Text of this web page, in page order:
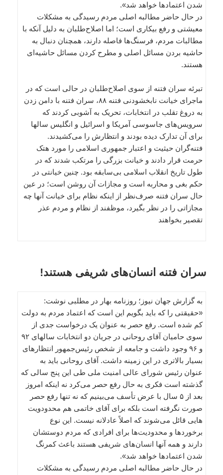
شدن اعتمادها خواهد شد».
در حال حاضر مطالبه اصلی مردم رسیدگی به مشکلات
معیشتی و رفع بیکاری است؛ اما اصلاح‌طلبان به دلیل آنکه با
مطالبات مردم، فرسنگ‌ها فاصله دارند، همچنان دنبال به
حاشیه بردن مسائل اصلی و مطرح کردن مسائل حاشیه‌ای
هستند.
تبرئه سران فتنه از سوی اصلاح‌طلبان در حالی است که در
ماجرای خیانت نابخشودنی فتنه ۸۸، سران فتنه با دامن زدن
به دروغ تقلب در انتخابات، تحریک به آشوبی کردند که
سرویس‌های جاسوسی آمریکا و اسرائیل و انگلیس سالها
برای آن تدارک دیده بودند و انتظارش را می‌کشیدند.
فتنه‌گران حیثیت و اعتبار جمهوری اسلامی را مورد هتک
حرمت قرار دادند و خیانت بزرگی را مرتکب شدند که در
طول تاریخ انقلاب اسلامی بی‌سابقه بود. چنین خیانتی در
حکم بغی و محاربه است و مجازات آن روشن است؛ در عین
حال سران فتنه صرف‌نظر از اینکه نظام برای خیانت آنها چه
مجازاتی را در نظر بگیرد، موظفند از نظام و مردم عذر
تقصیر بخواهند
سران فتنه انسان‌های شریفی هستند!
به گزارش جهان نیوز؛ روزنامه بهار در مطلبی نوشت:
«حقیقتی را که باید بگویم این است که اعتماد مردم به دولت
کم شده است. رفع حصر به عنوان یک درخواست جدی از
سوی حامیان آقای روحانی در جریان دو انتخابات سالهای ۹۲
و ۹۶ وجود داشت و جامعه از شخص رئیس‌جمهور انتظارهای
بسیار بالاتری در این زمینه داشت. آقای روحانی باید به
عنوان رئیس شورای عالی امنیت ملی طی این پنج سالی که
گذشته است فکری به حال رفع حصر می‌کرد نه اینکه امروز
بعد از ۵ سال با عرض تأسف می‌بینیم که نه تنها رفع حصر
صورت نگرفته است بلکه برای آقای خاتمی هم محدودویت
هایی قائل می‌شوند که اصلاً عادلانه نیست. این نوع
برخوردها و محدودیت‌ها برای افرادی که مردم دوستشان
دارند و همه آنها انسان‌های شریفی هستند باعث کمرنگ
شدن اعتمادها خواهد شد».
در حال حاضر مطالبه اصلی مردم رسیدگی به مشکلات